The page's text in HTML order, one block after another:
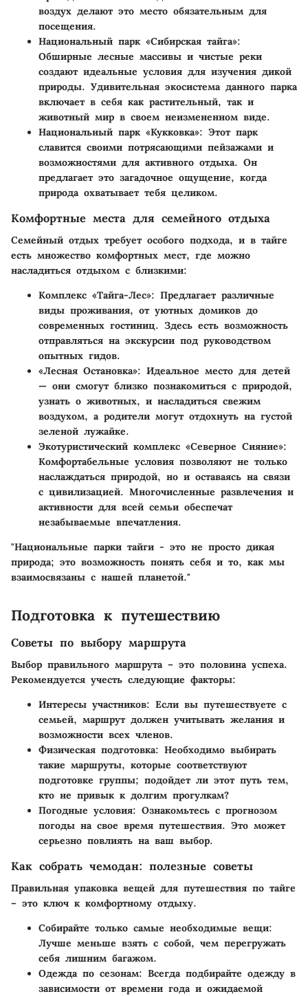
воздух делают это место обязательным для
посещения.
Национальный парк «Сибирская тайга»:
Обширные лесные массивы и чистые реки
создают идеальные условия для изучения дикой
природы. Удивительная экосистема данного парка
включает в себя как растительный, так и
животный мир в своем неизмененном виде.
Национальный парк «Кукковка»: Этот парк
славится своими потрясающими пейзажами и
возможностями для активного отдыха. Он
предлагает это загадочное ощущение, когда
природа охватывает тебя целиком.
Комфортные места для семейного отдыха
Семейный отдых требует особого подхода, и в тайге
есть множество комфортных мест, где можно
насладиться отдыхом с близкими:
Комплекс «Тайга-Лес»: Предлагает различные
виды проживания, от уютных домиков до
современных гостиниц. Здесь есть возможность
отправляться на экскурсии под руководством
опытных гидов.
«Лесная Остановка»: Идеальное место для детей
— они смогут близко познакомиться с природой,
узнать о животных, и насладиться свежим
воздухом, а родители могут отдохнуть на густой
зеленой лужайке.
Экотуристический комплекс «Северное Сияние»:
Комфортабельные условия позволяют не только
наслаждаться природой, но и оставаясь на связи
с цивилизацией. Многочисленные развлечения и
активности для всей семьи обеспечат
незабываемые впечатления.
"Национальные парки тайги - это не просто дикая
природа; это возможность понять себя и то, как мы
взаимосвязаны с нашей планетой."
Подготовка к путешествию
Советы по выбору маршрута
Выбор правильного маршрута – это половина успеха.
Рекомендуется учесть следующие факторы:
Интересы участников: Если вы путешествуете с
семьей, маршрут должен учитывать желания и
возможности всех членов.
Физическая подготовка: Необходимо выбирать
такие маршруты, которые соответствуют
подготовке группы; подойдет ли этот путь тем,
кто не привык к долгим прогулкам?
Погодные условия: Ознакомьтесь с прогнозом
погоды на свое время путешествия. Это может
серьезно повлиять на ваш выбор.
Как собрать чемодан: полезные советы
Правильная упаковка вещей для путешествия по тайге
– это ключ к комфортному отдыху.
Собирайте только самые необходимые вещи:
Лучше меньше взять с собой, чем перегружать
себя лишним багажом.
Одежда по сезонам: Всегда подбирайте одежду в
зависимости от времени года и ожидаемой